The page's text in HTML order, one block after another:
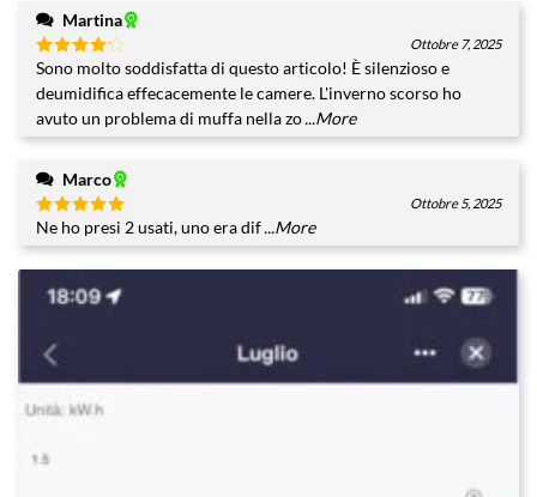
Martina
Valutato
4 su 5
Ottobre 7, 2025
Sono molto soddisfatta di questo articolo! È silenzioso e
deumidifica effecacemente le camere. L'inverno scorso ho
avuto un problema di muffa nella zo...More
Marco
Valutato5
su 5
Ottobre 5, 2025
Ne ho presi 2 usati, uno era dif...More